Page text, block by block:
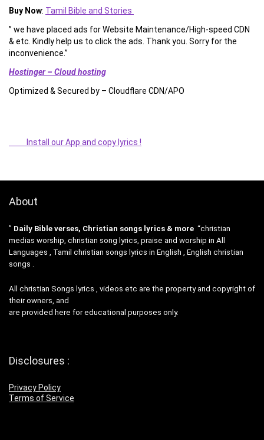
Buy Now: Tamil Bible and Stories
” we have placed ads for Website Maintenance/High-speed CDN
& etc. Kindly help us to click the ads. Thank you. Sorry for the
inconvenience.”
Hostinger – Cloud hosting
Optimized & Secured by – Cloudflare CDN/APO
Install our App and copy lyrics !
About
” Daily Bible verses, Christian songs lyrics & more “christian
medias worship, christian song lyrics, praise and worship in All
Languages , Tamil christian songs lyrics in English , English christian
songs .
All christian Songs lyrics , videos etc are the property and copyright of
their owners, and
are provided here for educational purposes only.
Disclosures :
Privacy Policy
Terms of Service